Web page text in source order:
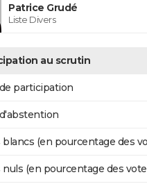
Patrice Grudé
Liste Divers
au scrutin
participation
blancs (en pourcentage des
nuls (en pourcentage des